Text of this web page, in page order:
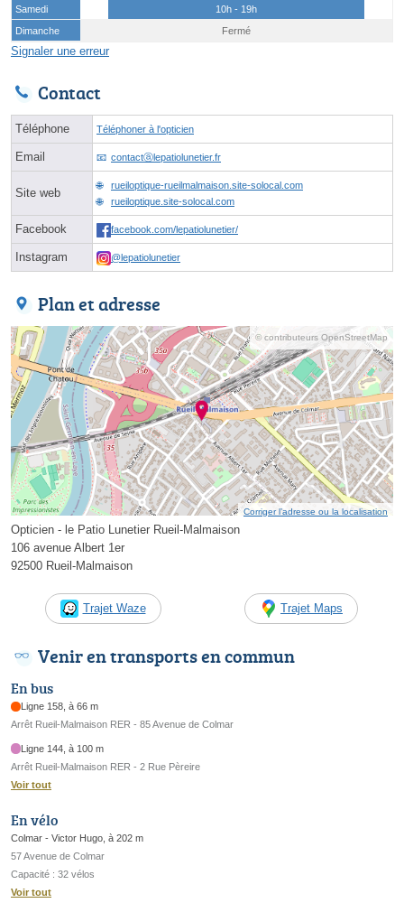
Samedi
10h - 19h
Dimanche
Fermé
Signaler une erreur
Contact
Téléphone Téléphoner à l'opticien
Email contactⓐlepatiolunetier.fr
Site web
rueiloptique-rueilmalmaison.site-solocal.com
rueiloptique.site-solocal.com
Facebook facebook.com/lepatiolunetier/
Instagram @lepatiolunetier
Plan et adresse
© contributeurs OpenStreetMap
Corriger l’adresse ou la localisation
Opticien - le Patio Lunetier Rueil-Malmaison
106 avenue Albert 1er
92500 Rueil-Malmaison
Trajet Waze Trajet Maps
Venir en transports en commun
En bus
Ligne 158, à 66 m
Arrêt Rueil-Malmaison RER - 85 Avenue de Colmar
Ligne 144, à 100 m
Arrêt Rueil-Malmaison RER - 2 Rue Pèreire
Voir tout
En vélo
Colmar - Victor Hugo, à 202 m
57 Avenue de Colmar
Capacité : 32 vélos
Voir tout